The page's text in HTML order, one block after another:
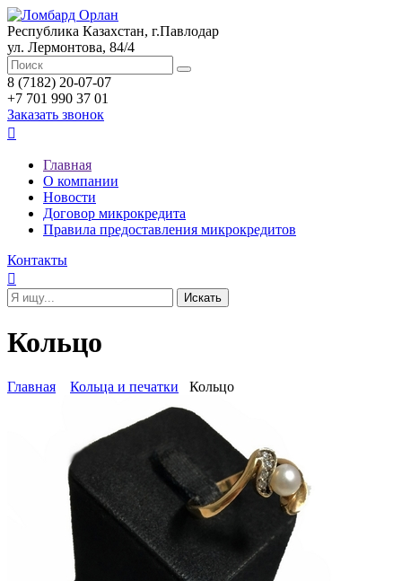
Республика Казахстан, г.Павлодар
ул. Лермонтова, 84/4
8 (7182) 20-07-07
+7 701 990 37 01
Заказать звонок

Главная
О компании
Новости
Договор микрокредита
Правила предоставления микрокредитов
Контакты

Кольцо
Главная Кольца и печатки Кольцо